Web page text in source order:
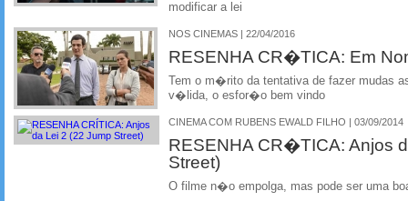
modificar a lei
NOS CINEMAS | 22/04/2016
RESENHA CR�TICA: Em
Tem o m�rito da tentativa de fazer mudas
v�lida, o esfor�o bem vindo
CINEMA COM RUBENS EWALD FILHO | 03/09/2014
RESENHA CR�TICA: Anjos
Street)
O filme n�o empolga, mas pode ser uma